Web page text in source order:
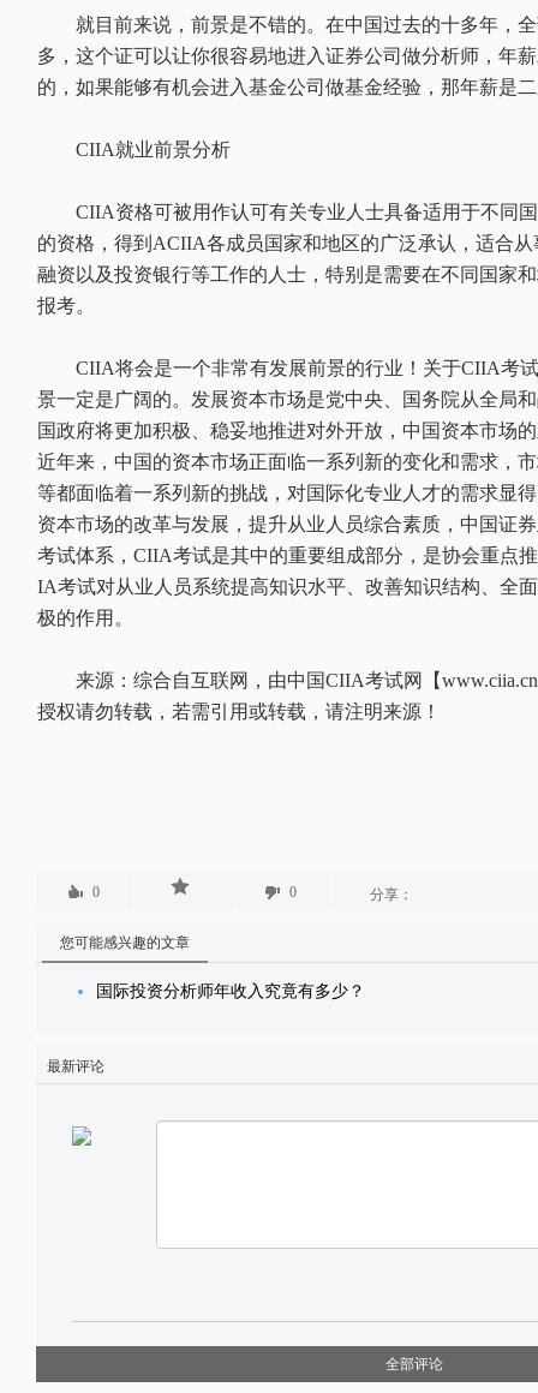
就目前来说，前景是不错的。在中国过去的十多年，全
多，这个证可以让你很容易地进入证券公司做分析师，年
的，如果能够有机会进入基金公司做基金经验，那年薪是
CIIA就业前景分析
CIIA资格可被用作认可有关专业人士具备适用于不同国
的资格，得到ACIIA各成员国家和地区的广泛承认，适合
融资以及投资银行等工作的人士，特别是需要在不同国家
报考。
CIIA将会是一个非常有发展前景的行业！关于CIIA考
景一定是广阔的。发展资本市场是党中央、国务院从全局
国政府将更加积极、稳妥地推进对外开放，中国资本市场
近年来，中国的资本市场正面临一系列新的变化和需求，
等都面临着一系列新的挑战，对国际化专业人才的需求显
资本市场的改革与发展，提升从业人员综合素质，中国证
考试体系，CIIA考试是其中的重要组成部分，是协会重点
IA考试对从业人员系统提高知识水平、改善知识结构、全
极的作用。
来源：综合自互联网，由中国CIIA考试网【
授权请勿转载，若需引用或转载，请注明来源！
0 0 分享：
您可能感兴趣的文章
国际投资分析师年收入究竟有多少？
最新评论
全部评论